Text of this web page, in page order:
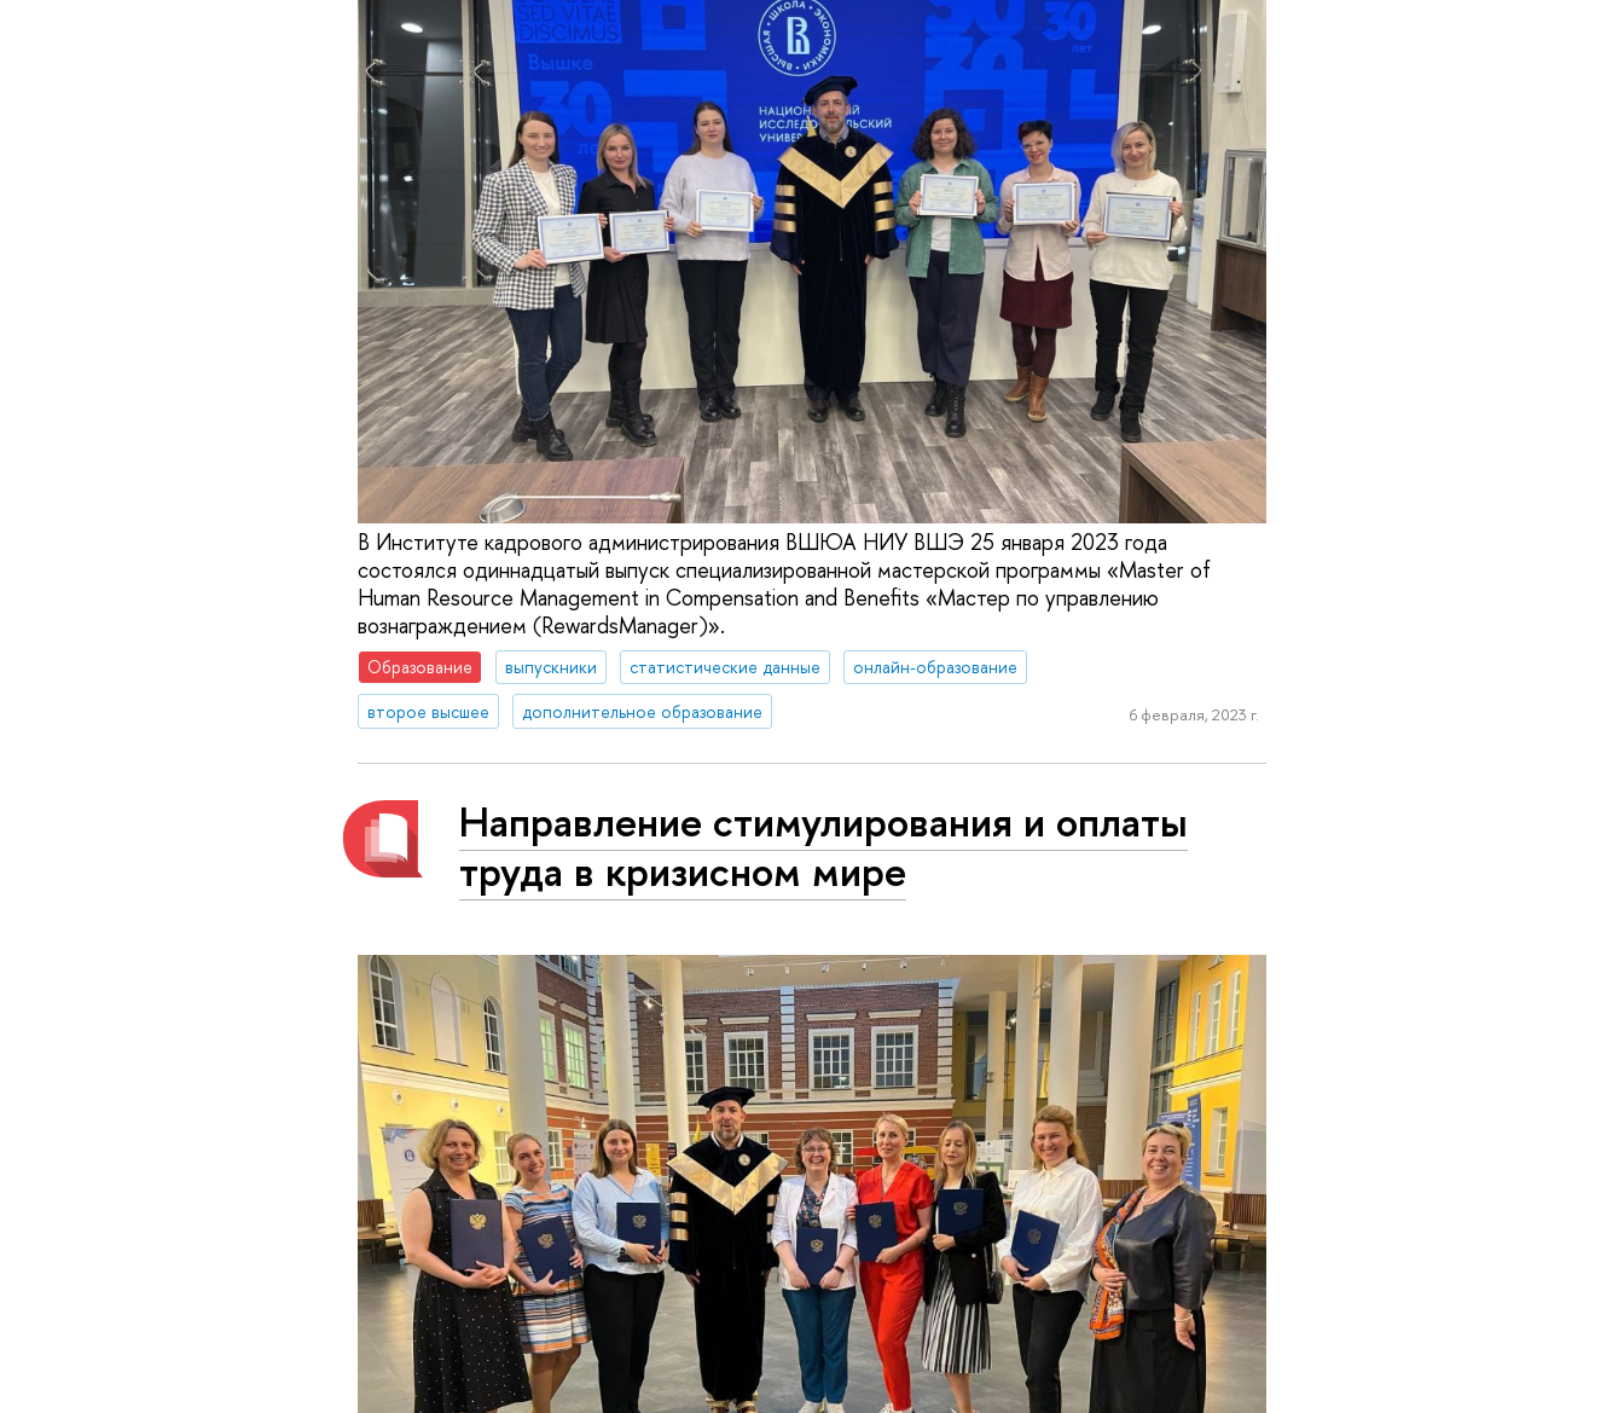
В Институте кадрового администрирования ВШЮА НИУ ВШЭ 25 января 2023 года
состоялся одиннадцатый выпуск специализированной мастерской программы «Master of
Human Resource Management in Compensation and Benefits «Мастер по управлению
вознаграждением (RewardsManager)».
Образование выпускники статистические данные
онлайн-образование
второе высшее
дополнительное образование 6 февраля, 2023 г.
Направление стимулирования и оплаты
труда в кризисном мире